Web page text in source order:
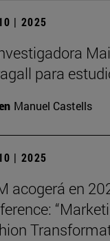
| 2025
para
Manuel Castells
| 2025
acogerá en